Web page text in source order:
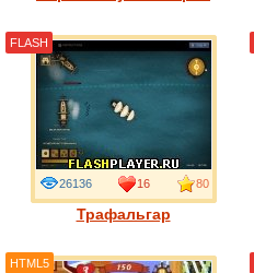
Трафальгар
26136 16 80
FLASH
HTML5